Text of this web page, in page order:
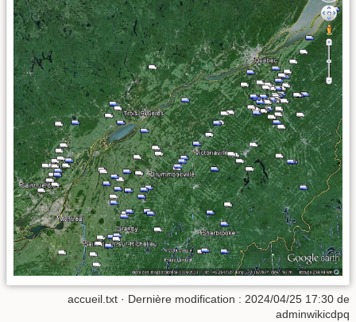
accueil.txt · Dernière modification : 2024/04/25 17:30 de
adminwikicdpq